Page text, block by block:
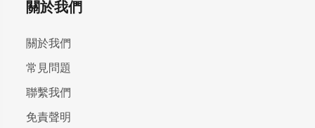
關於我們
關於我們
常見問題
聯繫我們
免責聲明